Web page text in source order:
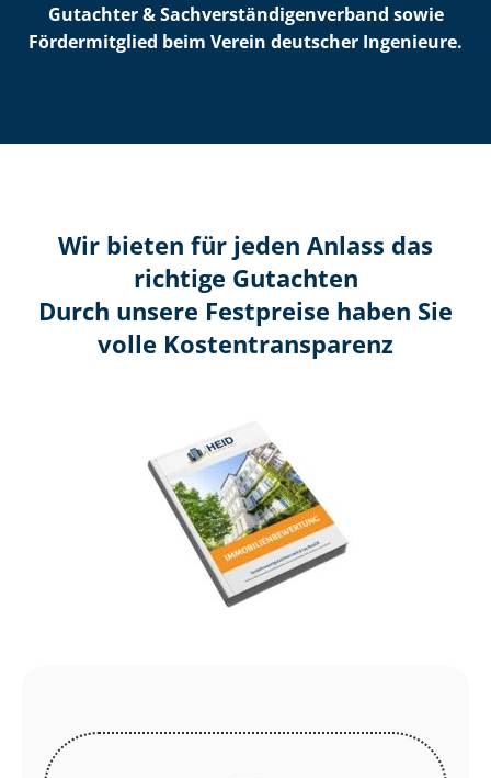
Gutachter & Sach­ver­stän­di­gen­ver­band sowie
Fördermitglied beim Verein deutscher Ingenieure.
Wir bieten für jeden Anlass das
richtige Gutachten
Durch unsere Festpreise haben Sie
volle Kosten­transparenz